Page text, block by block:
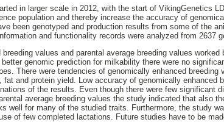
in larger scale in 2012, with the start of VikingGenetics
population and thereby increase the accuracy of
been genotyped and production results from some of the
and functionality records were analyzed from 2637
values and parental average breeding values
genomic prediction for milkability there were no
There were tendencies of genomically enhanced breeding
fat and protein yield. Low accuracy of genomically enhanced
of the results. Even though there were few significant
average breeding values the study indicated that also
well for many of the studied traits. Furthermore, the study
of few completed lactations. Future studies have to be